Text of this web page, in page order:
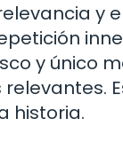
y
y único
historia.